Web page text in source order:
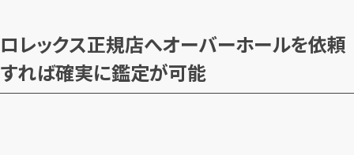
ロレックス正規店へオーバーホールを依頼
すれば確実に鑑定が可能